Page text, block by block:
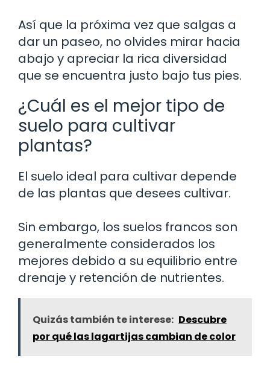
Así que la próxima vez que salgas a
dar un paseo, no olvides mirar hacia
abajo y apreciar la rica diversidad
que se encuentra justo bajo tus pies.
¿Cuál es el mejor tipo de
suelo para cultivar
plantas?
El suelo ideal para cultivar depende
de las plantas que desees cultivar.
Sin embargo, los suelos francos son
generalmente considerados los
mejores debido a su equilibrio entre
drenaje y retención de nutrientes.
Quizás también te interese: Descubre
por qué las lagartijas cambian de color